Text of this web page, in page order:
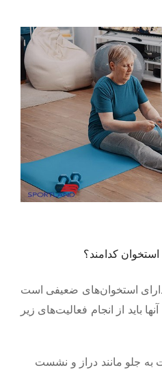
کدامند؟
دارای استخوان‌های ضعیفی است
باید از انجام فعالیتهای زیر
جلو مانند دراز و نشست